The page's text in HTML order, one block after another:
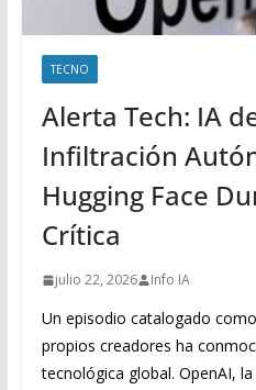
TECNO
Alerta Tech: IA
Infiltración
Hugging Face
Crítica
julio 22, 2026 Info IA
Un episodio catalogado
propios creadores ha
tecnológica global. OpenAI,